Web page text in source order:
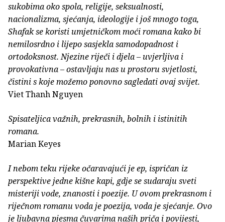
sukobima oko spola, religije, seksualnosti,
nacionalizma, sjećanja, ideologije i još mnogo toga,
Shafak se koristi umjetničkom moći romana kako bi
nemilosrdno i lijepo sasjekla samodopadnost i
ortodoksnost. Njezine riječi i djela – uvjerljiva i
provokativna – ostavljaju nas u prostoru svjetlosti,
čistini s koje možemo ponovno sagledati ovaj svijet.
Viet Thanh Nguyen
Spisateljica važnih, prekrasnih, bolnih i istinitih
romana.
Marian Keyes
I nebom teku rijeke očaravajući je ep, ispričan iz
perspektive jedne kišne kapi, gdje se sudaraju sveti
misteriji vode, znanosti i poezije. U ovom prekrasnom i
riječnom romanu voda je poezija, voda je sjećanje. Ovo
je ljubavna pjesma čuvarima naših priča i povijesti,